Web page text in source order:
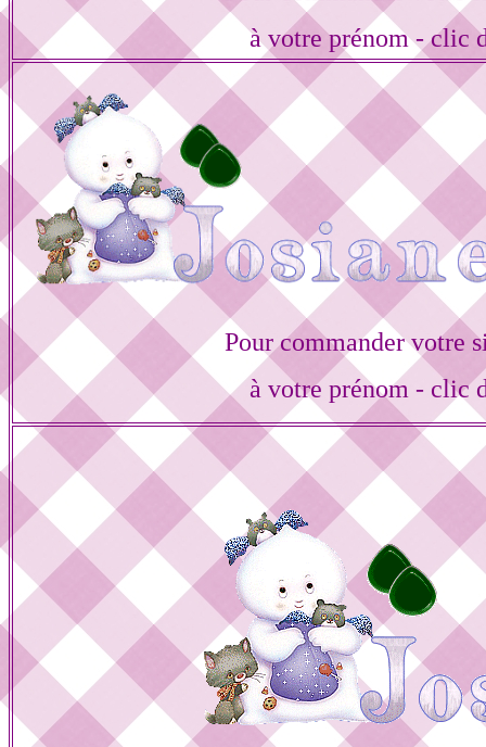
à votre prénom - clic
Pour commander votre
à votre prénom - clic